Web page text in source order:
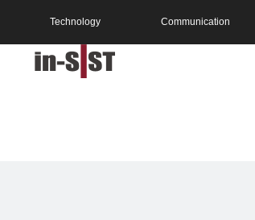
Technology Communication